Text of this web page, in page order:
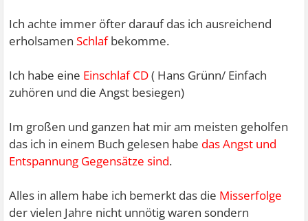
Ich achte immer öfter darauf das ich ausreichend
erholsamenSchlafbekomme.
Ich habe eine Einschlaf CD( Hans Grünn/ Einfach
zuhören und die Angst besiegen)
Im großen und ganzen hat mir am meisten geholfen
das ich in einem Buch gelesen habe das Angst und
Entspannung Gegensätze sind.
Alles in allem habe ich bemerkt das die Misserfolge
der vielen Jahre nicht unnötig waren sondern